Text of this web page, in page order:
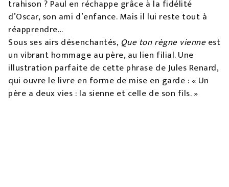
trahison ? Paul en réchappe grâce à la fidélité
d’Oscar, son ami d’enfance. Mais il lui reste tout à
réapprendre…
Sous ses airs désenchantés,Que ton règne vienneest
un vibrant hommage au père, au lien filial. Une
illustration parfaite de cette phrase de Jules Renard,
qui ouvre le livre en forme de mise en garde : « Un
père a deux vies : la sienne et celle de son fils. »